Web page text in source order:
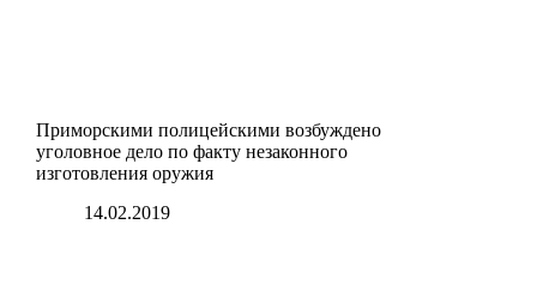
Приморскими полицейскими возбуждено
уголовное дело по факту незаконного
изготовления оружия
14.02.2019